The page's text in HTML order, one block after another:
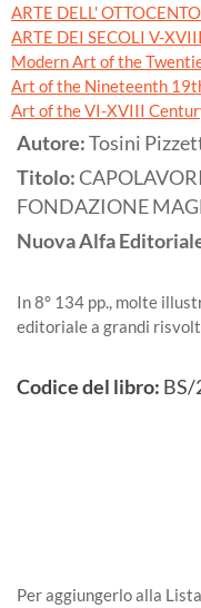
ARTE DELL'
ARTE DEI SECOLI V-XVIII
Modern Art of the
Art of the Nineteenth
Art of the VI-XVIII
Autore:Tosini
Titolo:
FONDAZIONE
Nuova Alfa
In 8° 134 pp., molte
editoriale a grandi
Codice del libro: BS/
Per aggiungerlo alla